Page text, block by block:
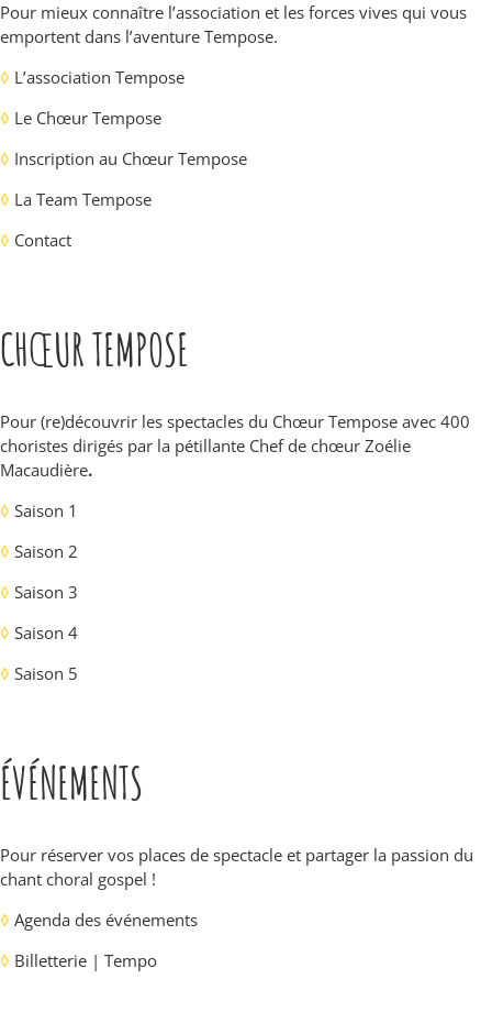
Pour mieux connaître l’association et les forces vives qui vous
emportent dans l’aventure Tempose.
◊ L’association Tempose
◊ Le Chœur Tempose
◊ Inscription au Chœur Tempose
◊ La Team Tempose
◊ Contact
CHŒUR TEMPOSE
Pour (re)découvrir les spectacles du Chœur Tempose avec 400
choristes dirigés par la pétillante Chef de chœur Zoélie
Macaudière.
◊ Saison 1
◊ Saison 2
◊ Saison 3
◊ Saison 4
◊ Saison 5
ÉVÉNEMENTS
Pour réserver vos places de spectacle et partager la passion du
chant choral gospel !
◊ Agenda des événements
◊ Billetterie | Tempo